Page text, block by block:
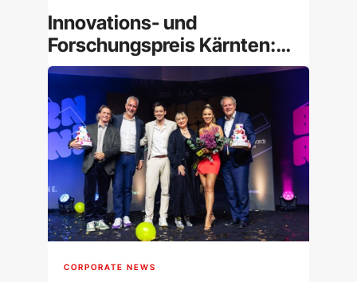
Innovations- und
Forschungspreis Kärnten:
Würdigung für Mut und
Erfindergeist
CORPORATE NEWS